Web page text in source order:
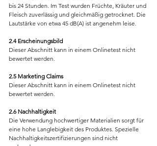
bis 24 Stunden. Im Test wurden Früchte, Kräuter und
Fleisch zuverlässig und gleichmäßig getrocknet. Die
Lautstärke von etwa 45 dB(A) ist angenehm leise.
2.4 Erscheinungsbild
Dieser Abschnitt kann in einem Onlinetest nicht
bewertet werden.
2.5 Marketing Claims
Dieser Abschnitt kann in einem Onlinetest nicht
bewertet werden.
2.6 Nachhaltigkeit
Die Verwendung hochwertiger Materialien sorgt für
eine hohe Langlebigkeit des Produktes. Spezielle
Nachhaltigkeitszertifizierungen sind nicht